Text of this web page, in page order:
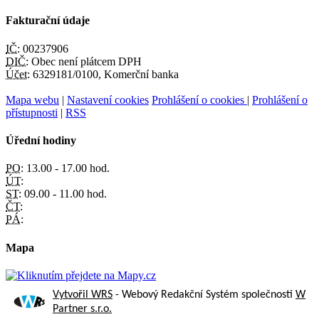
Fakturační údaje
IČ: 00237906
DIČ: Obec není plátcem DPH
Účet: 6329181/0100, Komerční banka
Mapa webu | Nastavení cookies Prohlášení o cookies | Prohlášení o
přístupnosti | RSS
Úřední hodiny
PO: 13.00 - 17.00 hod.
ÚT:
ST: 09.00 - 11.00 hod.
ČT:
PÁ:
Mapa
Vytvořil WRS - Webový Redakční Systém společnosti W
Partner s.r.o.